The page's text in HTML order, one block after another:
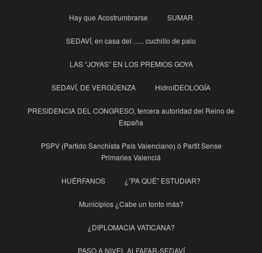
Hay que Acostrumbrarse SUMAR
SEDAVÍ, en casa del ….. cuchillo de palo
LAS “JOYAS” EN LOS PREMIOS GOYA
SEDAVÍ, DE VERGÜENZA HidroIDEOLOGÍA
PRESIDENCIA DEL CONGRESO, tercera autoridad del Reino de
España
PSPV (Partido Sanchista País Valenciano) ó Partit Sense
Primaries Valenciá
HUÉRFANOS ¿”PA QUÉ” ESTUDIAR?
Municipios ¿Cabe un tonto más?
¿DIPLOMACIA VATICANA?
PASO A NIVEL ALFAFAR-SEDAVÍ